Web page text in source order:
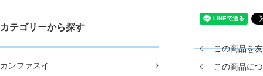
カテゴリーから探す
カンファスイ
この商品を
この商品に